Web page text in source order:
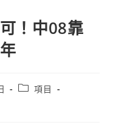
！中08靠
Post項目